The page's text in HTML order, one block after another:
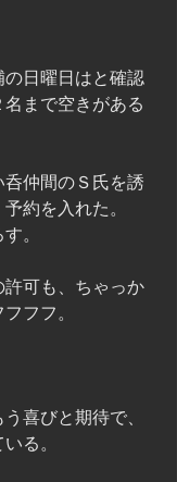
日曜日はと確認
まで空きがある
仲間のＳ氏を誘
約を入れた。
。
可も、ちゃっか
フフ。
喜びと期待で、
る。